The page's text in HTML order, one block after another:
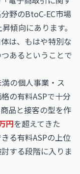
野のBtoC-EC市場
傾向にあります。
は、もはや特別な
あるということで
の個人事業・ス
の有料ASPで十分
品と接客の型を作
円を超えてきた
る有料ASPの上位
する段階に入りま